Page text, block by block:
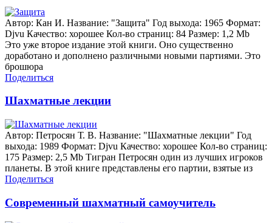
Автор: Кан И. Название: "Защита" Год выхода: 1965 Формат:
Djvu Качество: хорошее Кол-во страниц: 84 Размер: 1,2 Mb
Это уже второе издание этой книги. Оно существенно
доработано и дополнено различными новыми партиями. Это
брошюра
Поделиться
Шахматные лекции
Автор: Петросян Т. В. Название: "Шахматные лекции" Год
выхода: 1989 Формат: Djvu Качество: хорошее Кол-во страниц:
175 Размер: 2,5 Mb Тигран Петросян один из лучших игроков
планеты. В этой книге представлены его партии, взятые из
Поделиться
Современный шахматный самоучитель